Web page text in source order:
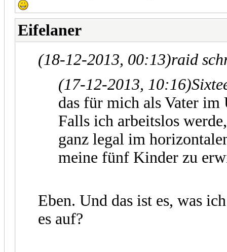
Eifelaner
(18-12-2013, 00:13)raid
(17-12-2013, 10:16)
das für mich als Vater im
Falls ich arbeitslos
ganz legal im
meine fünf Kinder zu
Eben. Und das ist es, was
es auf?